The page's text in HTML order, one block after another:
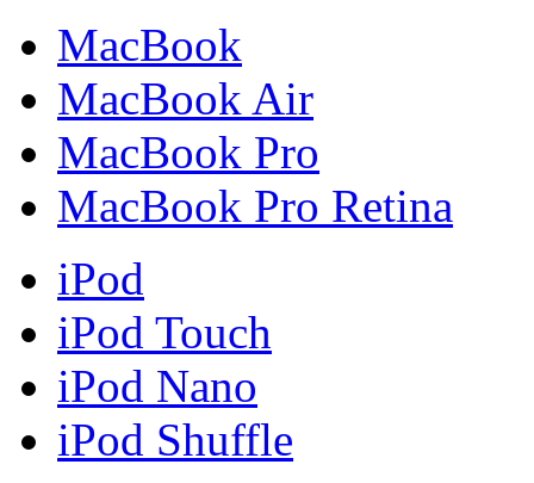
MacBook
MacBook Air
MacBook Pro
MacBook Pro Retina
iPod
iPod Touch
iPod Nano
iPod Shuffle